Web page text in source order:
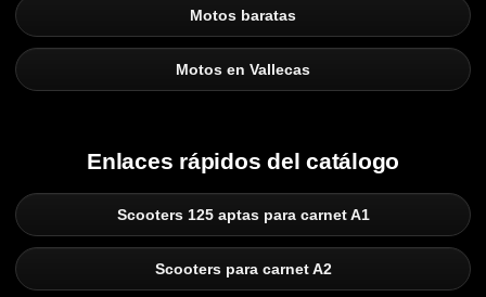
Motos baratas
Motos en Vallecas
Enlaces rápidos del catálogo
Scooters 125 aptas para carnet A1
Scooters para carnet A2